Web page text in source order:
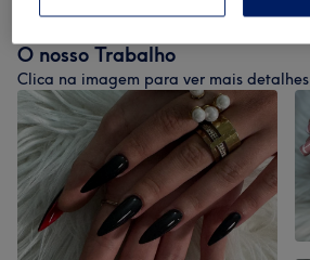
O nosso Trabalho
Clica na imagem para ver mais detalhes